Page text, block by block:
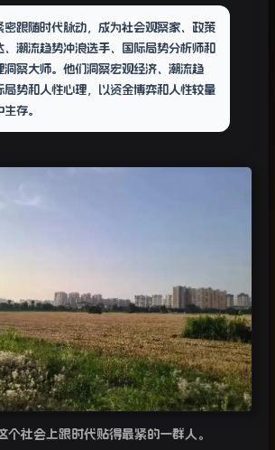
密跟随时代脉动，成为社会观察家、政策
、潮流趋势冲浪选手、国际局势分析师和
洞察大师。他们洞察宏观经济、潮流趋
局势和人性心理，以资金博弈和人性较量
存。
个社会上跟时代贴得最紧的一群人。